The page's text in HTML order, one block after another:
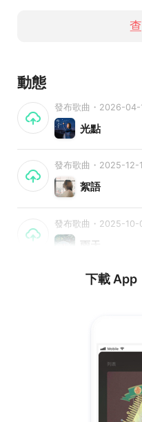
動態
發布歌曲・2026-04-
光點
發布歌曲・2025-12-
絮語
發布歌曲・2025-10-
雨天
下載 App